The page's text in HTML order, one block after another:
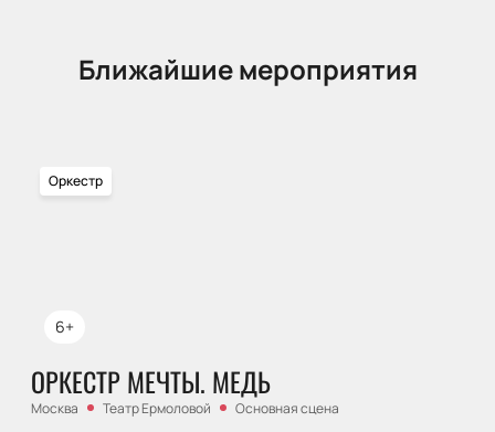
Ближайшие мероприятия
6+
Оркестр
ОРКЕСТР МЕЧТЫ. МЕДЬ
Москва Театр Ермоловой Основная сцена